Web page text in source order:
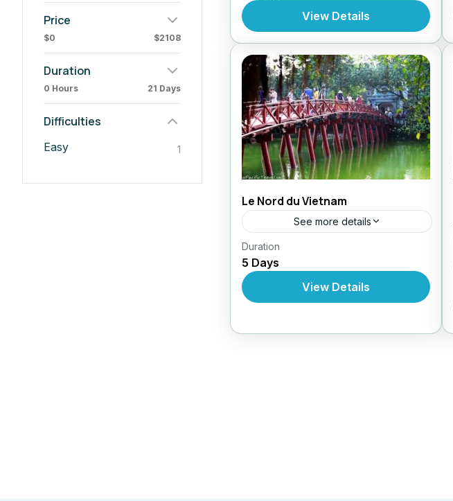
Price
$0 $2108
Duration
0 Hours 21 Days
Difficulties
Easy 1
Au VietnamView Details
Le Nord du Vietnam
See more details
Circuit au Vietnam
Forfait
Au Vietnam
Duration
5 Days
View Details